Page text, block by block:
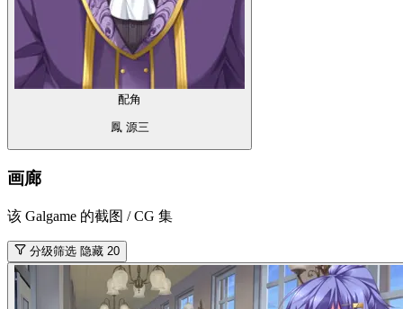
配角
鳳 源三
画廊
该 Galgame 的截图 / CG 集
分级筛选 隐藏 20